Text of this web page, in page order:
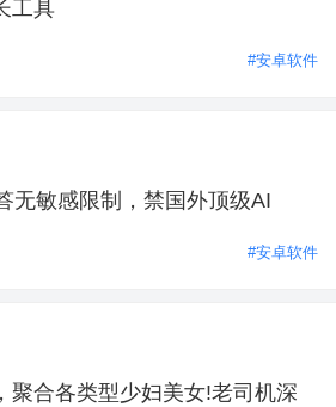
工具
#安卓软件
无敏感限制，禁国外顶级AI
#安卓软件
聚合各类型少妇美女!老司机深